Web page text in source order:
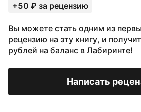
+50 ₽ за рецензию
Вы можете стать одним из
рецензию на эту книгу, и
рублей на баланс в Лабиринте!
Написать